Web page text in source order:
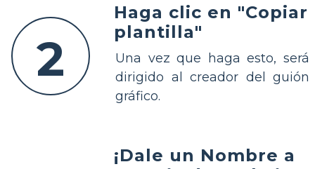
2
Haga clic en "Copiar
plantilla"
Una vez que haga esto, será
dirigido al creador del guión
gráfico.
¡Dale un Nombre a